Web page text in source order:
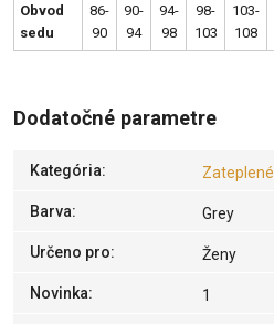
Obvod
sedu
86-
90
90-
94
94-
98
98-
103
103-
108
Dodatočné parametre
Kategória: Zateplené
Barva: Grey
Určeno pro: Ženy
Novinka: 1